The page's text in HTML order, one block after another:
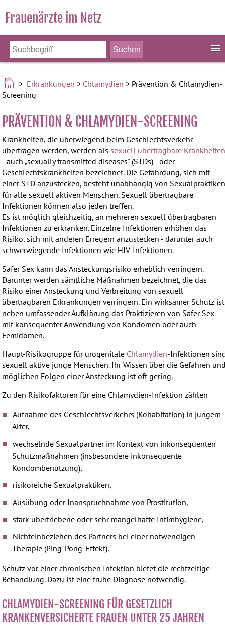
Frauenärzte im Netz
> Erkrankungen > Chlamydien > Prävention & Chlamydien-
Screening
PRÄVENTION & CHLAMYDIEN-SCREENING
Krankheiten, die überwiegend beim Geschlechtsverkehr
übertragen werden, werden alssexuell übertragbare
- auch „sexually transmitted diseases" (STDs) - oder
Geschlechtskrankheiten bezeichnet. Die Gefährdung, sich mit
einer STD anzustecken, besteht unabhängig von
für alle sexuell aktiven Menschen. Sexuell übertragbare
Infektionen können also jeden treffen.
Es ist möglich gleichzeitig, an mehreren sexuell übertragbaren
Infektionen zu erkranken. Einzelne Infektionen erhöhen das
Risiko, sich mit anderen Erregern anzustecken - darunter auch
schwerwiegende Infektionen wie HIV-Infektionen.
Safer Sex kann das Ansteckungsrisiko erheblich verringern.
Darunter werden sämtliche Maßnahmen bezeichnet, die das
Risiko einer Ansteckung und Verbreitung von sexuell
übertragbaren Erkrankungen verringern. Ein wirksamer Schutz ist
neben umfassender Aufklärung das Praktizieren von Safer Sex
mit konsequenter Anwendung von Kondomen oder auch
Femidomen.
Haupt-Risikogruppe für urogenitale Chlamydien-Infektionen
sexuell aktive junge Menschen. Ihr Wissen über die Gefahren
möglichen Folgen einer Ansteckung ist oft gering.
Zu den Risikofaktoren für eine Chlamydien-Infektion zählen
Aufnahme des Geschlechtsverkehrs (Kohabitation) in jungem
Alter,
wechselnde Sexualpartner im Kontext von inkonsequenten
Schutzmaßnahmen (insbesondere inkonsequente
Kondombenutzung),
risikoreiche Sexualpraktiken,
Ausübung oder Inanspruchnahme von Prostitution,
stark übertriebene oder sehr mangelhafte Intimhygiene,
Nichteinbeziehen des Partners bei einer notwendigen
Therapie (Ping-Pong-Effekt).
Schutz vor einer chronischen Infektion bietet die rechtzeitige
Behandlung. Dazu ist eine frühe Diagnose notwendig.
CHLAMYDIEN-SCREENING FÜR GESETZLICH
KRANKENVERSICHERTE FRAUEN UNTER 25 JAHREN